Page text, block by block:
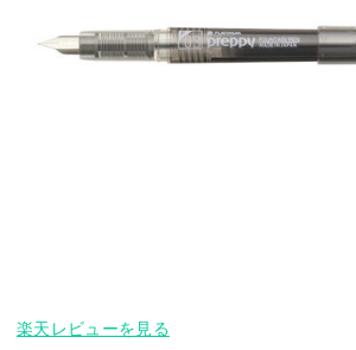
楽天レビューを見る